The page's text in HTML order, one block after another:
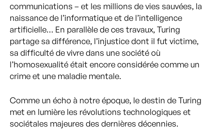
communications – et les millions de vies sauvées, la
naissance de l’informatique et de l’intelligence
artificielle… En parallèle de ces travaux, Turing
partage sa différence, l’injustice dont il fut victime,
sa difficulté de vivre dans une société où
l’homosexualité était encore considérée comme un
crime et une maladie mentale.
Comme un écho à notre époque, le destin de Turing
met en lumière les révolutions technologiques et
sociétales majeures des dernières décennies.